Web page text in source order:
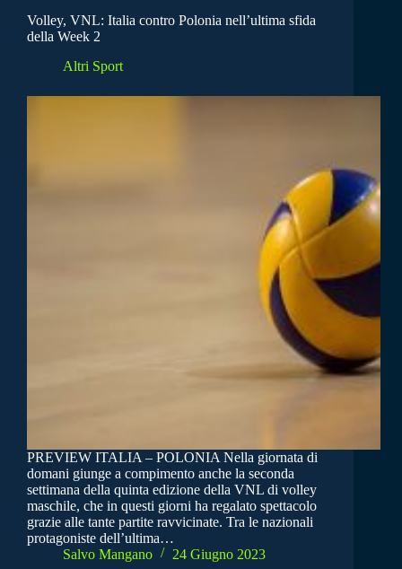
Volley, VNL: Italia contro Polonia nell’ultima sfida
della Week 2
Altri Sport
PREVIEW ITALIA – POLONIA Nella giornata di
domani giunge a compimento anche la seconda
settimana della quinta edizione della VNL di volley
maschile, che in questi giorni ha regalato spettacolo
grazie alle tante partite ravvicinate. Tra le nazionali
protagoniste dell’ultima…
Salvo Mangano
24 Giugno 2023